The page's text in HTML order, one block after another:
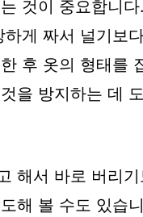
것이 중요합니
게 짜서 널기보
후 옷의 형태를
을 방지하는 데
해서 바로 버리
해 볼 수도 있습